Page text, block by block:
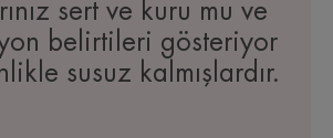
sert ve kuru mu ve
belirtileri gösteriyor
susuz kalmışlardır.